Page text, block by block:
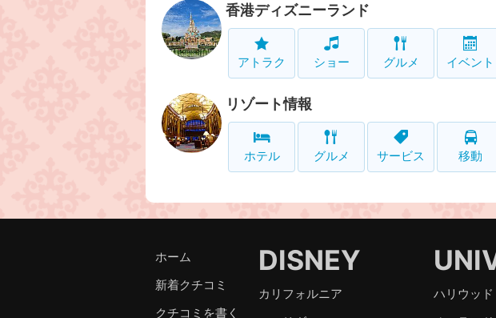
香港ディズニーランド
アトラク ショー グルメ イベント
リゾート情報
ホテル グルメ サービス 移動
ホーム
新着クチコミ
クチコミを書く
DISNEY
カリフォルニア
ハリウッド